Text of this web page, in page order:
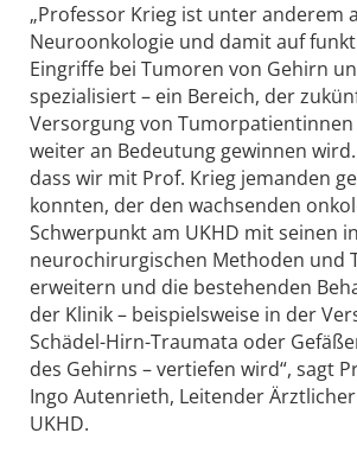
„Professor Krieg ist unter anderem
Neuroonkologie und damit auf
Eingriffe bei Tumoren von Gehirn
spezialisiert – ein Bereich, der
Versorgung von
weiter an Bedeutung gewinnen
dass wir mit Prof. Krieg jemanden
konnten, der den wachsenden
Schwerpunkt am UKHD mit seinen
neurochirurgischen Methoden und
erweitern und die bestehenden
der Klinik – beispielsweise in der
Schädel-Hirn-Traumata oder
des Gehirns – vertiefen wird“, sagt
Ingo Autenrieth, Leitender
UKHD.